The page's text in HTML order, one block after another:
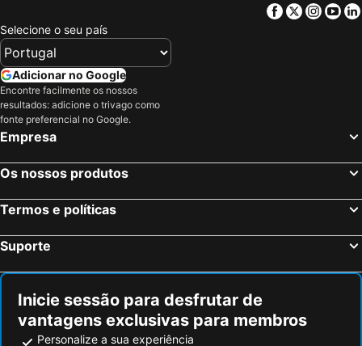
Facebook
Twitter
Selecione o seu país
Adicionar no Google
Encontre facilmente os nossos
resultados: adicione o trivago como
fonte preferencial no Google.
Empresa
Os nossos produtos
Termos e políticas
Suporte
Inicie sessão para desfrutar de
vantagens exclusivas para membros
Personalize a sua experiência